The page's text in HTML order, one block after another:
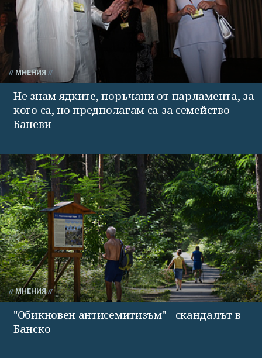
МНЕНИЯ
Не знам ядките, поръчани от парламента, за
кого са, но предполагам са за семейство
Баневи
МНЕНИЯ
"Обикновен антисемитизъм" - скандалът в
Банско